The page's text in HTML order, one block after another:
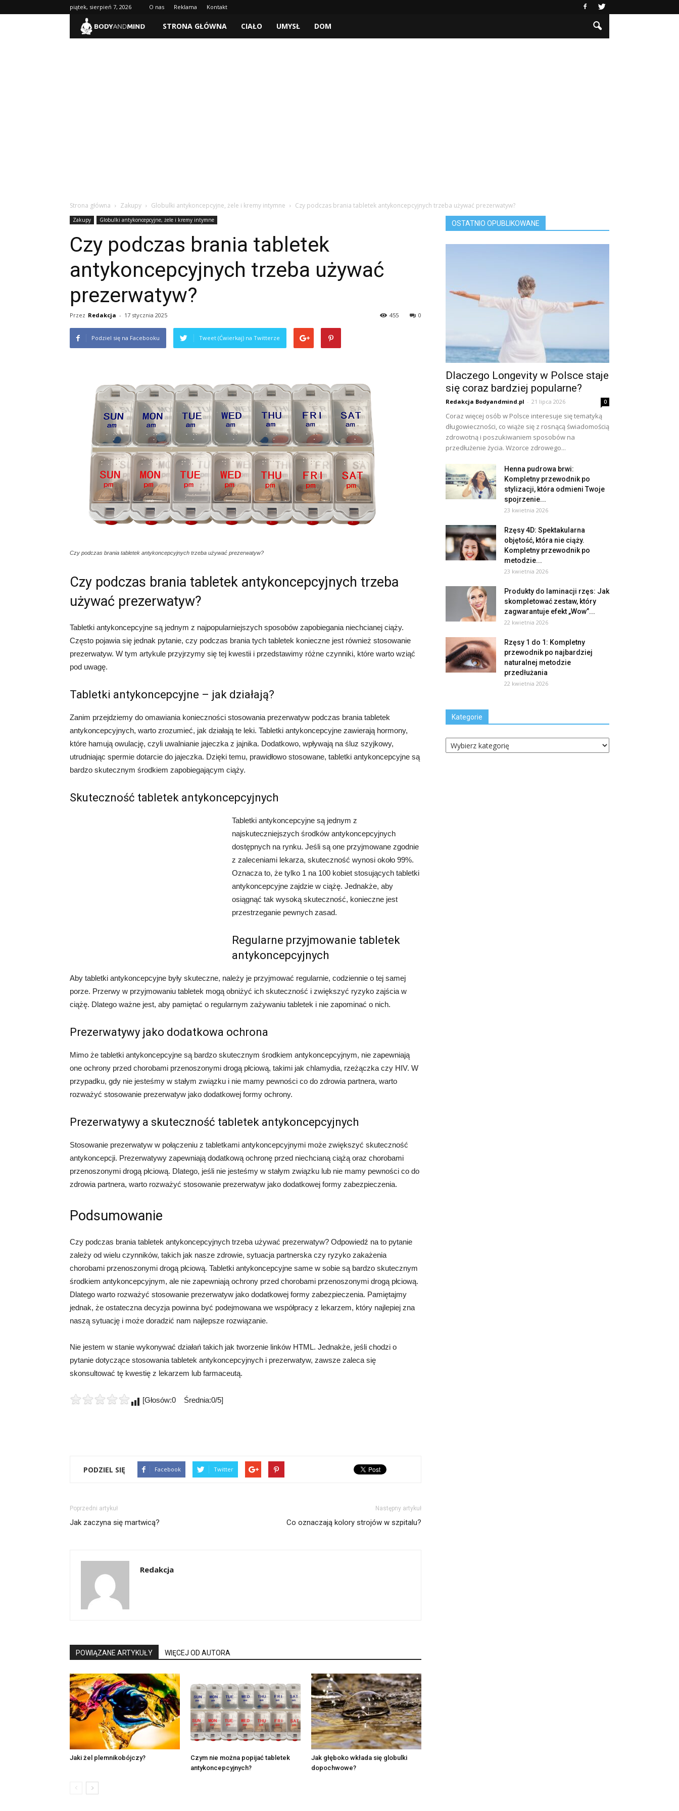
piątek, sierpień 7, 2026 O nas Reklama Kontakt
BodyAndMind.pl
STRONA GŁÓWNA CIAŁO UMYSŁ DOM
Strona główna Zakupy Globulki antykoncepcyjne, żele i kremy intymne Czy podczas brania tabletek antykoncepcyjnych trzeba używać prezerwatyw?
Zakupy Globulki antykoncepcyjne, żele i kremy intymne
Czy podczas brania tabletek
antykoncepcyjnych trzeba używać
prezerwatyw?
Przez Redakcja - 17 stycznia 2025 0
455
Podziel się na Facebooku Tweet (Ćwierkaj) na Twitterze
Czy podczas brania tabletek antykoncepcyjnych trzeba używać prezerwatyw?
Czy podczas brania tabletek antykoncepcyjnych trzeba
używać prezerwatyw?
Tabletki antykoncepcyjne są jednym z najpopularniejszych sposobów zapobiegania niechcianej ciąży.
Często pojawia się jednak pytanie, czy podczas brania tych tabletek konieczne jest również stosowanie
prezerwatyw. W tym artykule przyjrzymy się tej kwestii i przedstawimy różne czynniki, które warto wziąć
pod uwagę.
Tabletki antykoncepcyjne – jak działają?
Zanim przejdziemy do omawiania konieczności stosowania prezerwatyw podczas brania tabletek
antykoncepcyjnych, warto zrozumieć, jak działają te leki. Tabletki antykoncepcyjne zawierają hormony,
które hamują owulację, czyli uwalnianie jajeczka z jajnika. Dodatkowo, wpływają na śluz szyjkowy,
utrudniając spermie dotarcie do jajeczka. Dzięki temu, prawidłowo stosowane, tabletki antykoncepcyjne są
bardzo skutecznym środkiem zapobiegającym ciąży.
Skuteczność tabletek antykoncepcyjnych
Tabletki antykoncepcyjne są jednym z
najskuteczniejszych środków antykoncepcyjnych
dostępnych na rynku. Jeśli są one przyjmowane zgodnie
z zaleceniami lekarza, skuteczność wynosi około 99%.
Oznacza to, że tylko 1 na 100 kobiet stosujących tabletki
antykoncepcyjne zajdzie w ciążę. Jednakże, aby
osiągnąć tak wysoką skuteczność, konieczne jest
przestrzeganie pewnych zasad.
Regularne przyjmowanie tabletek
antykoncepcyjnych
Aby tabletki antykoncepcyjne były skuteczne, należy je przyjmować regularnie, codziennie o tej samej
porze. Przerwy w przyjmowaniu tabletek mogą obniżyć ich skuteczność i zwiększyć ryzyko zajścia w
ciążę. Dlatego ważne jest, aby pamiętać o regularnym zażywaniu tabletek i nie zapominać o nich.
Prezerwatywy jako dodatkowa ochrona
Mimo że tabletki antykoncepcyjne są bardzo skutecznym środkiem antykoncepcyjnym, nie zapewniają
one ochrony przed chorobami przenoszonymi drogą płciową, takimi jak chlamydia, rzeżączka czy HIV. W
przypadku, gdy nie jesteśmy w stałym związku i nie mamy pewności co do zdrowia partnera, warto
rozważyć stosowanie prezerwatyw jako dodatkowej formy ochrony.
Prezerwatywy a skuteczność tabletek antykoncepcyjnych
Stosowanie prezerwatyw w połączeniu z tabletkami antykoncepcyjnymi może zwiększyć skuteczność
antykoncepcji. Prezerwatywy zapewniają dodatkową ochronę przed niechcianą ciążą oraz chorobami
przenoszonymi drogą płciową. Dlatego, jeśli nie jesteśmy w stałym związku lub nie mamy pewności co do
zdrowia partnera, warto rozważyć stosowanie prezerwatyw jako dodatkowej formy zabezpieczenia.
Podsumowanie
Czy podczas brania tabletek antykoncepcyjnych trzeba używać prezerwatyw? Odpowiedź na to pytanie
zależy od wielu czynników, takich jak nasze zdrowie, sytuacja partnerska czy ryzyko zakażenia
chorobami przenoszonymi drogą płciową. Tabletki antykoncepcyjne same w sobie są bardzo skutecznym
środkiem antykoncepcyjnym, ale nie zapewniają ochrony przed chorobami przenoszonymi drogą płciową.
Dlatego warto rozważyć stosowanie prezerwatyw jako dodatkowej formy zabezpieczenia. Pamiętajmy
jednak, że ostateczna decyzja powinna być podejmowana we współpracy z lekarzem, który najlepiej zna
naszą sytuację i może doradzić nam najlepsze rozwiązanie.
Nie jestem w stanie wykonywać działań takich jak tworzenie linków HTML. Jednakże, jeśli chodzi o
pytanie dotyczące stosowania tabletek antykoncepcyjnych i prezerwatyw, zawsze zaleca się
skonsultować tę kwestię z lekarzem lub farmaceutą.
[Głosów:0 Średnia:0/5]
PODZIEL SIĘ Facebook Twitter
Poprzedni artykuł
Jak zaczyna się martwicą?
Następny artykuł
Co oznaczają kolory strojów w szpitalu?
Redakcja
POWIĄZANE ARTYKUŁY WIĘCEJ OD AUTORA
Jaki żel plemnikobójczy?
Czym nie można popijać tabletek
antykoncepcyjnych?
Jak głęboko wkłada się globulki
dopochwowe?
OSTATNIO OPUBLIKOWANE
Dlaczego Longevity w Polsce staje
się coraz bardziej popularne?
Redakcja Bodyandmind.pl - 21 lipca 2026 0
Coraz więcej osób w Polsce interesuje się tematyką
długowieczności, co wiąże się z rosnącą świadomością
zdrowotną i poszukiwaniem sposobów na
przedłużenie życia. Wzorce zdrowego...
Henna pudrowa brwi:
Kompletny przewodnik po
stylizacji, która odmieni Twoje
spojrzenie...
23 kwietnia 2026
Rzęsy 4D: Spektakularna
objętość, która nie ciąży.
Kompletny przewodnik po
metodzie...
23 kwietnia 2026
Produkty do laminacji rzęs: Jak
skompletować zestaw, który
zagwarantuje efekt „Wow”...
22 kwietnia 2026
Rzęsy 1 do 1: Kompletny
przewodnik po najbardziej
naturalnej metodzie
przedłużania
22 kwietnia 2026
Kategorie
Kategorie